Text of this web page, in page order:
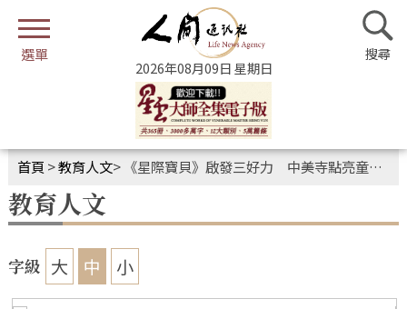
2026年08月09日 星期日
首頁 >教育人文> 《星際寶貝》啟發三好力 中美寺點亮童心善念
教育人文
字級 大 中 小